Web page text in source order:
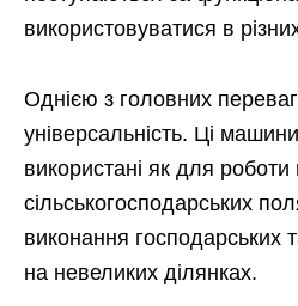
використовуватися в
Однією з головних переваг
універсальність. Ці
використані як для роботи
сільськогосподарських
виконання господарських
на невеликих ділянках.